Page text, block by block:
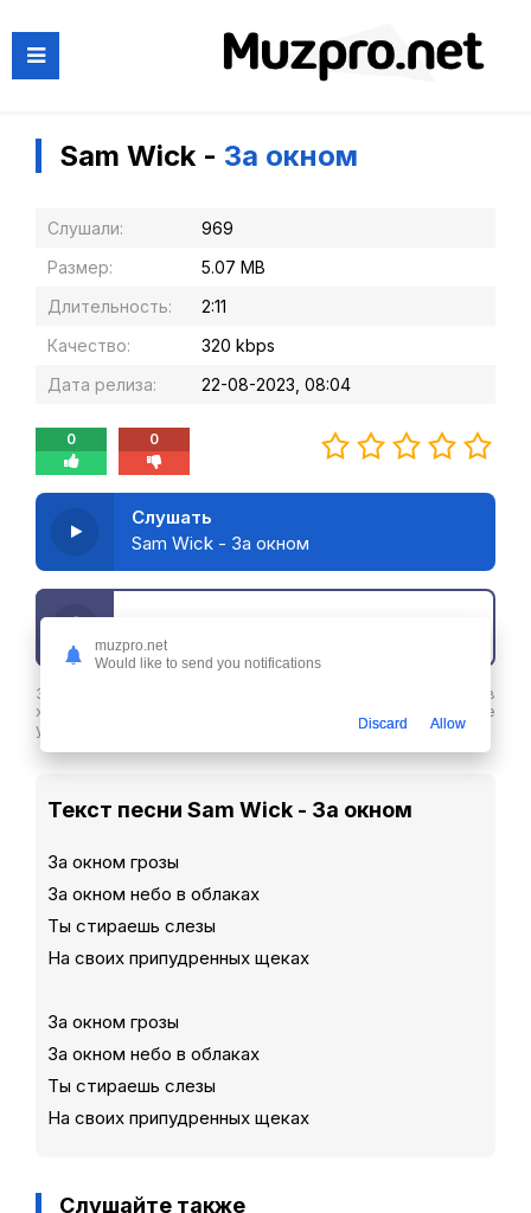
Sam Wick - За окном
Слушали:
969
Размер:
5.07 MB
Длительность:
2:11
Качество:
320 kbps
Дата релиза:
22-08-2023, 08:04
0 0
Слушать
Sam Wick - За окном
Здесь вы можете скачать песню Sam Wick - За окном в
хорошем качестве или слушайте ее бесплатнов любое
удобное время
Текст песни Sam Wick - За окном
За окном грозы
За окном небо в облаках
Ты стираешь слезы
На своих припудренных щеках
За окном грозы
За окном небо в облаках
Ты стираешь слезы
На своих припудренных щеках
Слушайте также
muzpro.net
Would like to send you notifications
Discard Allow